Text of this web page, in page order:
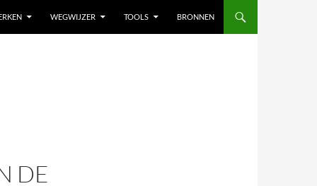
WEGWIJZER TOOLS BRONNEN
DE